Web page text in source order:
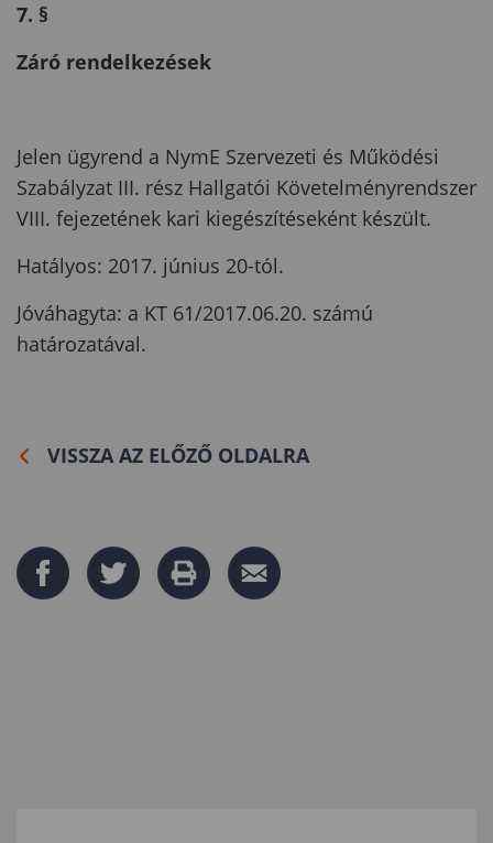
7. §
Záró rendelkezések
Jelen ügyrend a NymE Szervezeti és Működési
Szabályzat III. rész Hallgatói Követelményrendszer
VIII. fejezetének kari kiegészítéseként készült.
Hatályos: 2017. június 20-tól.
Jóváhagyta: a KT 61/2017.06.20. számú
határozatával.
VISSZA AZ ELŐZŐ OLDALRA